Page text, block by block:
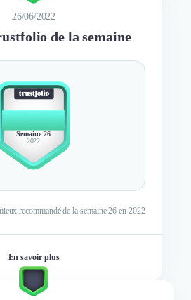
26/06/2022
de la semaine
BEST
MEMBER
Semaine 26
2022
recommandé de la semaine 26 en 2022
En savoir plus